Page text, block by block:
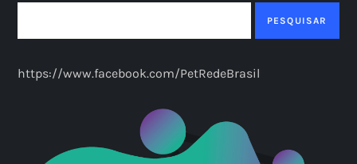
PESQUISAR
https://www.facebook.com/PetRedeBrasil